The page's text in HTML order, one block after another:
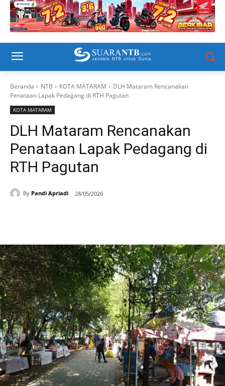
Beranda NTB KOTA MATARAM
DLH Mataram Rencanakan
Penataan Lapak Pedagang di RTH Pagutan
KOTA MATARAM
DLH Mataram Rencanakan
Penataan Lapak Pedagang di
RTH Pagutan
By Pandi Apriadi 28/05/2026